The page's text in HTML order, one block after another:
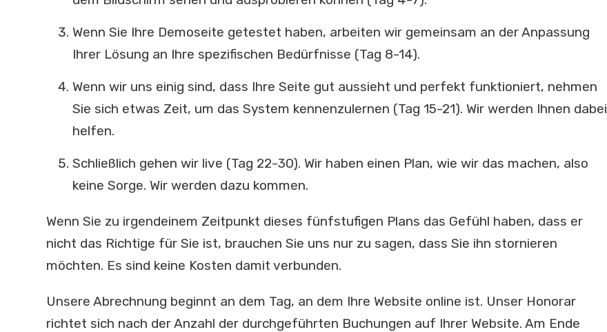
Wenn Sie Ihre Demoseite getestet haben, arbeiten wir gemeinsam an der Anpassung
Ihrer Lösung an Ihre spezifischen Bedürfnisse (Tag 8-14).
Wenn wir uns einig sind, dass Ihre Seite gut aussieht und perfekt funktioniert, nehmen
Sie sich etwas Zeit, um das System kennenzulernen (Tag 15-21). Wir werden Ihnen dabei
helfen.
Schließlich gehen wir live (Tag 22-30). Wir haben einen Plan, wie wir das machen, also
keine Sorge. Wir werden dazu kommen.
Wenn Sie zu irgendeinem Zeitpunkt dieses fünfstufigen Plans das Gefühl haben, dass er
nicht das Richtige für Sie ist, brauchen Sie uns nur zu sagen, dass Sie ihn stornieren
möchten. Es sind keine Kosten damit verbunden.
Unsere Abrechnung beginnt an dem Tag, an dem Ihre Website online ist. Unser Honorar
richtet sich nach der Anzahl der durchgeführten Buchungen auf Ihrer Website. Am Ende